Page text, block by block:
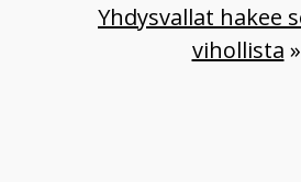
Yhdysvallat hakee
vihollista »